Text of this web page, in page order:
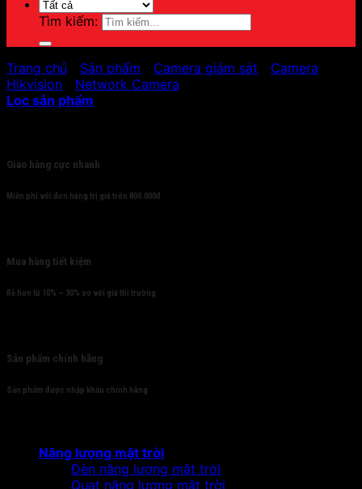
Tìm kiếm:
Trang chủ Sản phẩm Camera giám sát
Camera
Hikvision
Network Camera
Lọc sản phẩm
Giao hàng cực nhanh
Miễn phí với đơn hàng trị giá trên 800.000đ
Mua hàng tiết kiệm
Rẻ hơn từ 10% – 30% so với giá thị trường
Sản phẩm chính hãng
Sản phẩm được nhập khẩu chính hãng
Năng lượng mặt trời
Đèn năng lượng mặt trời
Quạt năng lượng mặt trời